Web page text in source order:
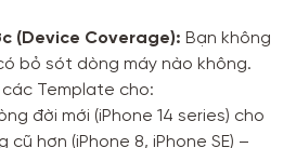
(Device Coverage): Bạn không
bỏ sót dòng máy nào không.
Template cho:
đời mới (iPhone 14 series) cho
cũ hơn (iPhone 8, iPhone SE) –